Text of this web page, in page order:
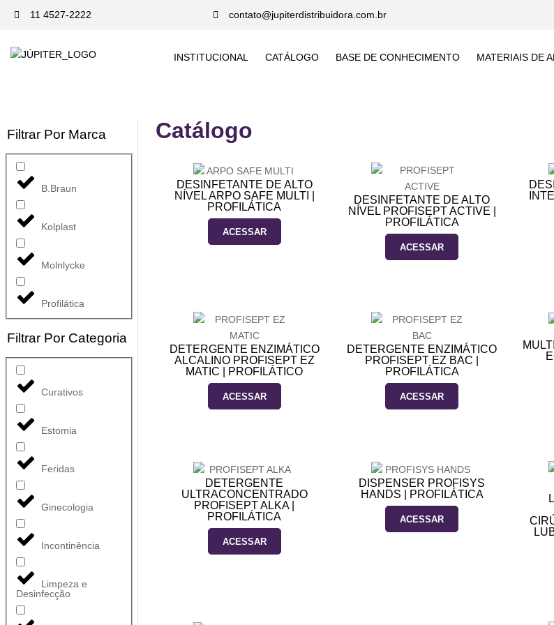
11 4527-2222 contato@jupiterdistribuidora.com.br
INSTITUCIONAL CATÁLOGO BASE DE CONHECIMENTO MATERIAIS DE
Filtrar Por Marca
B.Braun
Kolplast
Molnlycke
Profilática
Filtrar Por Categoria
Curativos
Estomia
Feridas
Ginecologia
Incontinência
Limpeza e
Desinfecção
Catálogo
DESINFETANTE DE ALTO
NÍVEL ARPO SAFE MULTI |
PROFILÁTICA
ACESSAR
DESINFETANTE DE ALTO
NÍVEL PROFISEPT ACTIVE |
PROFILÁTICA
ACESSAR
DETERGENTE ENZIMÁTICO
ALCALINO PROFISEPT EZ
MATIC | PROFILÁTICO
ACESSAR
DETERGENTE ENZIMÁTICO
PROFISEPT EZ BAC |
PROFILÁTICA
ACESSAR
DETERGENTE
ULTRACONCENTRADO
PROFISEPT ALKA |
PROFILÁTICA
ACESSAR
DISPENSER PROFISYS
HANDS | PROFILÁTICA
ACESSAR